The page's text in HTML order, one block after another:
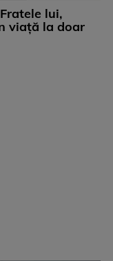
lui,
viață la doar